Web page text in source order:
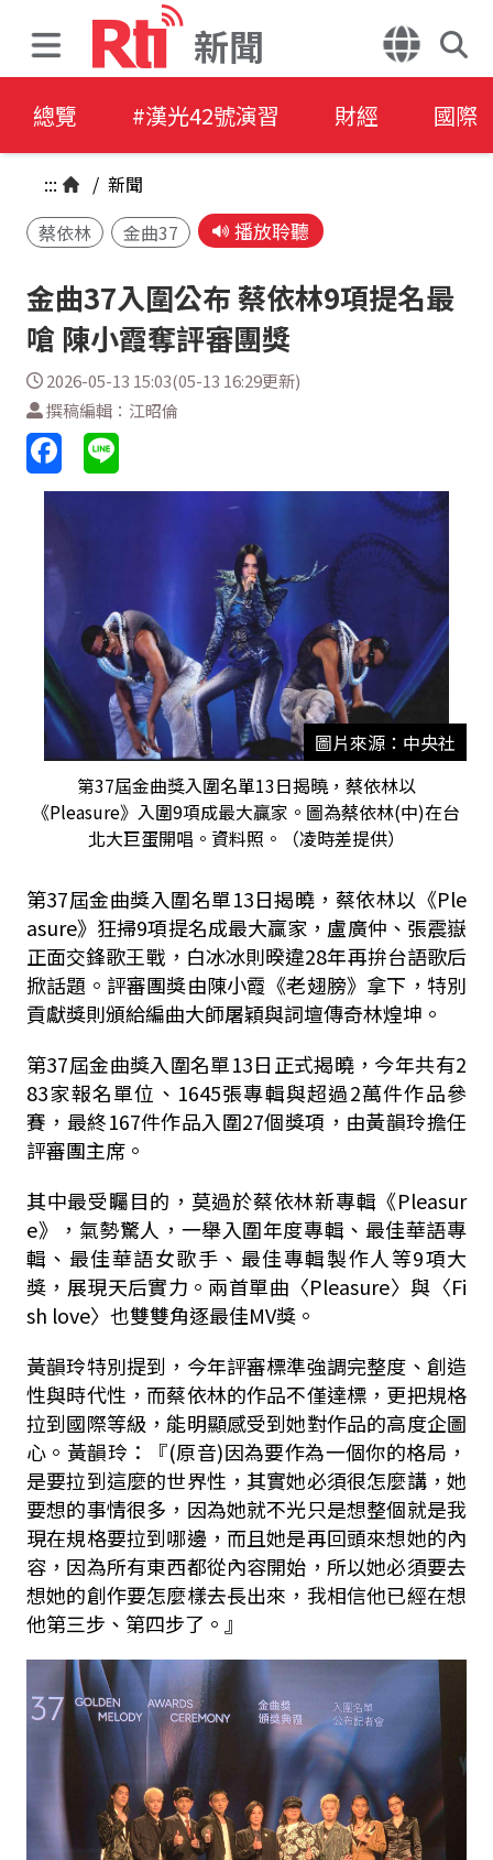
新聞
總覽 #漢光42號演習 財經 國際
::: / 新聞
蔡依林
金曲37 播放聆聽
金曲37入圍公布 蔡依林9項提名最
嗆 陳小霞奪評審團獎
2026-05-13 15:03(05-13 16:29更新)
撰稿編輯：江昭倫
圖片來源：中央社
第37屆金曲獎入圍名單13日揭曉，蔡依林以
《Pleasure》入圍9項成最大贏家。圖為蔡依林(中)在台
北大巨蛋開唱。資料照。（凌時差提供）
第37屆金曲獎入圍名單13日揭曉，蔡依林以《Ple
asure》狂掃9項提名成最大贏家，盧廣仲、張震嶽
正面交鋒歌王戰，白冰冰則暌違28年再拚台語歌后
掀話題。評審團獎由陳小霞《老翅膀》拿下，特別
貢獻獎則頒給編曲大師屠穎與詞壇傳奇林煌坤。
第37屆金曲獎入圍名單13日正式揭曉，今年共有2
83家報名單位、 1645張專輯與超過2萬件作品參
賽，最終167件作品入圍27個獎項，由黃韻玲擔任
評審團主席。
其中最受矚目的，莫過於蔡依林新專輯《Pleasur
e》，氣勢驚人，一舉入圍年度專輯、最佳華語專
輯、最佳華語女歌手、最佳專輯製作人等9項大
獎，展現天后實力。兩首單曲〈Pleasure〉與〈Fi
sh love〉也雙雙角逐最佳MV獎。
黃韻玲特別提到，今年評審標準強調完整度、創造
性與時代性，而蔡依林的作品不僅達標，更把規格
拉到國際等級，能明顯感受到她對作品的高度企圖
心。黃韻玲：『(原音)因為要作為一個你的格局，
是要拉到這麼的世界性，其實她必須很怎麼講，她
要想的事情很多，因為她就不光只是想整個就是我
現在規格要拉到哪邊，而且她是再回頭來想她的內
容，因為所有東西都從內容開始，所以她必須要去
想她的創作要怎麼樣去長出來，我相信他已經在想
他第三步、第四步了。』